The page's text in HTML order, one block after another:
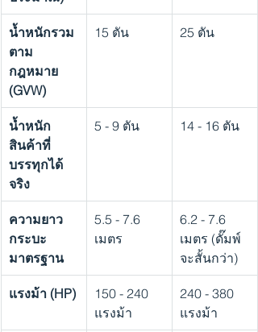
น้ำหนักรวม
ตาม
กฎหมาย
(GVW)
15 ตัน 25 ตัน
น้ำหนัก
สินค้าที่
บรรทุกได้
จริง
5 - 9 ตัน 14 - 16 ตัน
ความยาว
กระบะ
มาตรฐาน
5.5 - 7.6
เมตร
6.2 - 7.6
เมตร (ดั๊มพ์
จะสั้นกว่า)
แรงม้า (HP)
150 - 240
แรงม้า
240 - 380
แรงม้า